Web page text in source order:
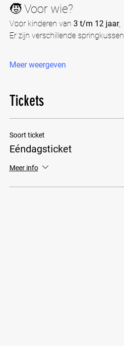
🧒 Voor wie?
Voor kinderen van 3 t/m 12 jaar.
Er zijn verschillende
Meer weergeven
Tickets
Soort ticket
Eéndagsticket
Meer info